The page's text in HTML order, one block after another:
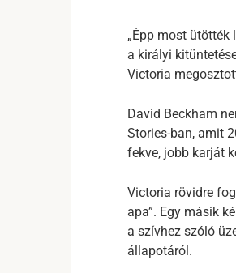
„Épp most
a királyi
Victoria
David Beckham
Stories-ban, amit
fekve, jobb karját
Victoria rövidre
apa”. Egy másik
a szívhez szóló
állapotáról.